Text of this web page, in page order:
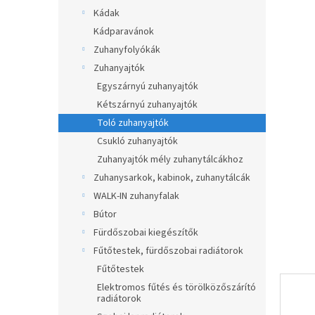
Kádak
Kádparavánok
Zuhanyfolyókák
Zuhanyajtók
Egyszárnyú zuhanyajtók
Kétszárnyú zuhanyajtók
Toló zuhanyajtók
Csukló zuhanyajtók
Zuhanyajtók mély zuhanytálcákhoz
Zuhanysarkok, kabinok, zuhanytálcák
WALK-IN zuhanyfalak
Bútor
Fürdőszobai kiegészítők
Fűtőtestek, fürdőszobai radiátorok
Fűtőtestek
Elektromos fűtés és törölközőszárító
radiátorok